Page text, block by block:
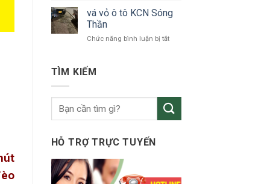
Tân
ô
Thuận
vá vỏ ô tô KCN Sóng
Thần
Chức năng bình luận bị tắtở
Sóng
Thần
TÌM KIẾM
HỖ TRỢ TRỰC TUYẾN